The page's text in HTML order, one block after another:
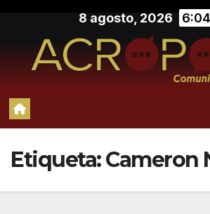
contenido
8 agosto, 2026
Etiqueta:Cameron